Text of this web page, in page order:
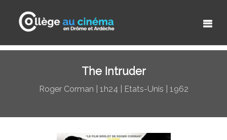
The Intruder
Roger Corman | 1h24 | Etats-Unis | 1962